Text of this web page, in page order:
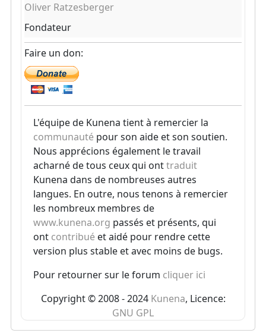
Oliver Ratzesberger
Fondateur
Faire un don:
L'équipe de Kunena tient à remercier la
communauté pour son aide et son soutien.
Nous apprécions également le travail
acharné de tous ceux qui onttraduit
Kunena dans de nombreuses autres
langues. En outre, nous tenons à remercier
les nombreux membres de
www.kunena.org passés et présents, qui
ont contribué et aidé pour rendre cette
version plus stable et avec moins de bugs.
Pour retourner sur le forum cliquer ici
Copyright © 2008 - 2024 Kunena, Licence:
GNU GPL